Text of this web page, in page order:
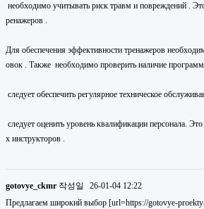
необходимо учитывать риск травм и повреждений .
ренажеров .
Для обеспечения эффективности тренажеров
овок . Также необходимо проверить наличие
следует обеспечить регулярное техническое
следует оценить уровень квалификации персонала.
х инструкторов .
gotovye_ckmr 작성일
26-01-04 12:22
Предлагаем широкий выбор [url=https://gotovye-